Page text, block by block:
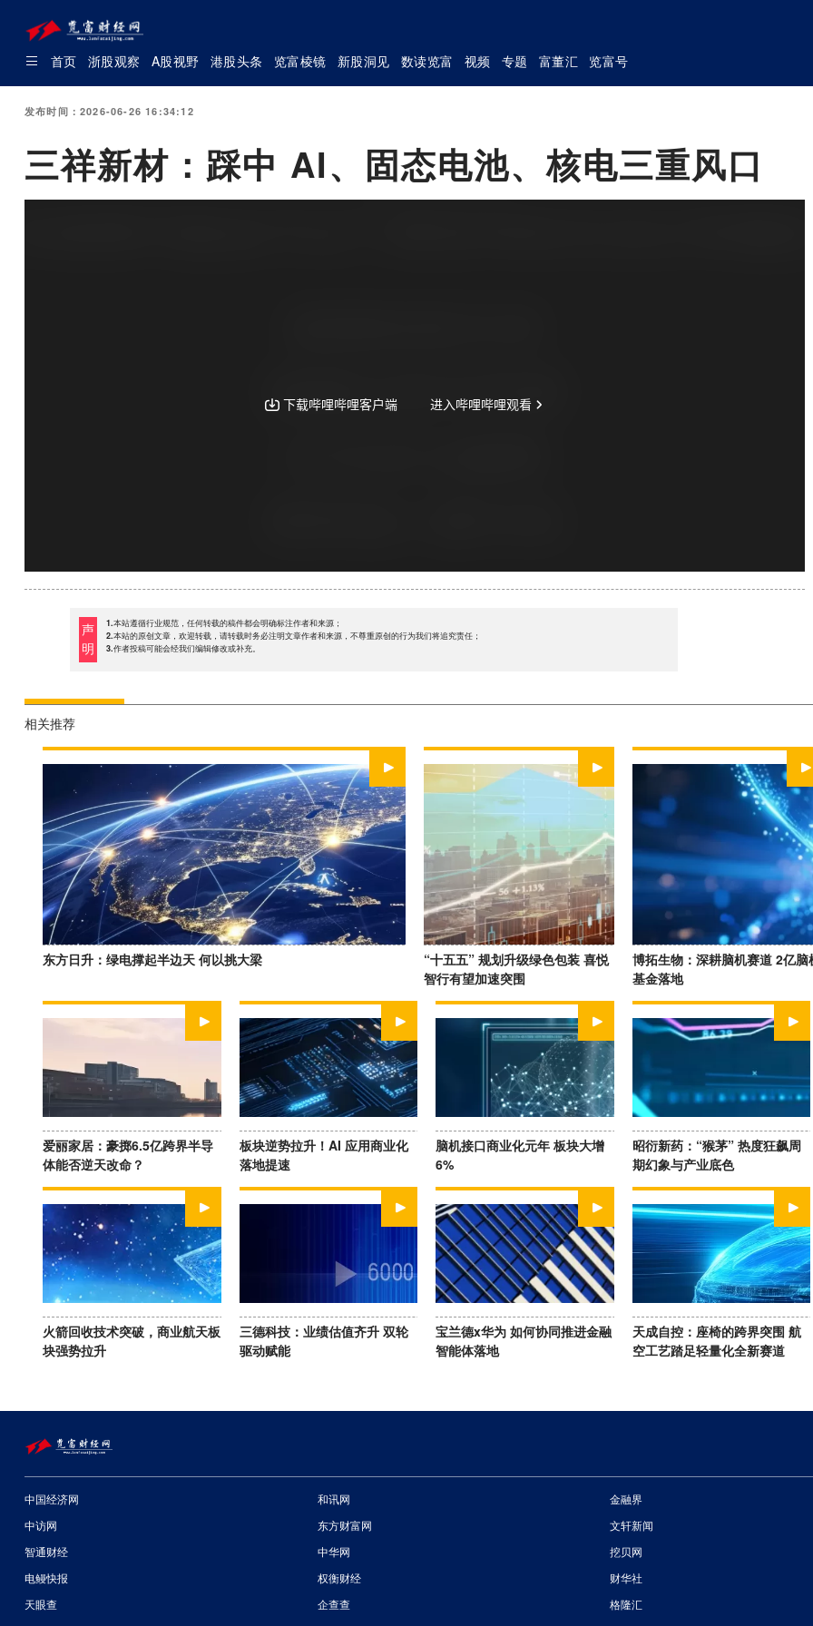
首页 浙股观察 A股视野 港股头条 览富棱镜 新股洞见 数读览富 视频 专题 富董汇 览富号
发布时间：2026-06-26 16:34:12
三祥新材：踩中 AI、固态电池、核电三重风口
声
明
1.本站遵循行业规范，任何转载的稿件都会明确标注作者和来源；
2.本站的原创文章，欢迎转载，请转载时务必注明文章作者和来源，不尊重原创的行为我们将追究责任；
3.作者投稿可能会经我们编辑修改或补充。
相关推荐
东方日升：绿电撑起半边天 何以挑大梁
WATCH NOW
“十五五” 规划升级绿色包装 喜悦
智行有望加速突围
WATCH NOW
博拓生物：深耕脑机赛道 2亿脑
基金落地
WATCH NOW
爱丽家居：豪掷6.5亿跨界半导
体能否逆天改命？
WATCH NOW
板块逆势拉升！AI 应用商业化
落地提速
WATCH NOW
脑机接口商业化元年 板块大增
6%
WATCH NOW
昭衍新药：“猴茅” 热度狂飙周
期幻象与产业底色
WATCH NOW
火箭回收技术突破，商业航天板
块强势拉升
WATCH NOW
三德科技：业绩估值齐升 双轮
驱动赋能
WATCH NOW
宝兰德x华为 如何协同推进金融
智能体落地
WATCH NOW
天成自控：座椅的跨界突围 航
空工艺踏足轻量化全新赛道
WATCH NOW
中国经济网 和讯网
金融界
中访网
东方财富网
文轩新闻
智通财经
中华网
挖贝网
电鳗快报
权衡财经
财华社
天眼查
企查查
格隆汇